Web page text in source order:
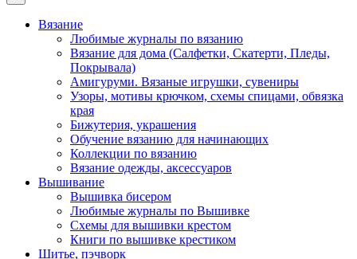
Вязание
Любимые журналы по вязанию
Вязание для дома (Салфетки, Скатерти, Пледы,
Покрывала)
Амигуруми. Вязаные игрушки, сувениры
Узоры, мотивы крючком, схемы спицами, обвязка
края
Бижутерия, украшения
Обучение вязанию для начинающих
Коллекции по вязанию
Вязание одежды, аксессуаров
Вышивание
Вышивка бисером
Любимые журналы по Вышивке
Схемы для вышивки крестом
Книги по вышивке крестиком
Шитье, пэчворк